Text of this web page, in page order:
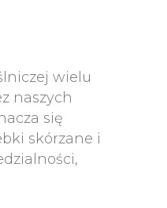
wielu
naszych
się
skórzane i